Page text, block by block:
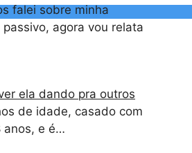
falei sobre minha
agora vou relata
ela dando pra outros
de idade, casado com
anos, e é…